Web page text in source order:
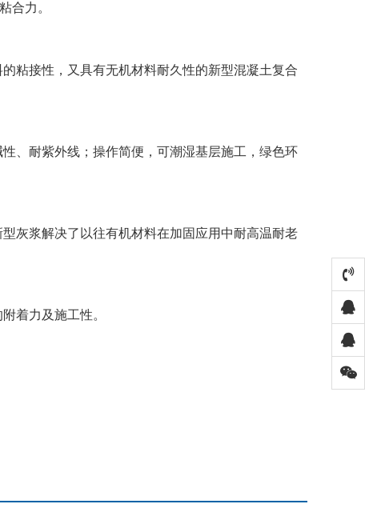
合力。
粘接性，又具有无机材料耐久性的新型混凝土复合
、耐紫外线；操作简便，可潮湿基层施工，绿色环
灰浆解决了以往有机材料在加固应用中耐高温耐老
着力及施工性。